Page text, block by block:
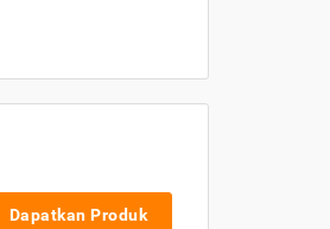
Dapatkan Produk